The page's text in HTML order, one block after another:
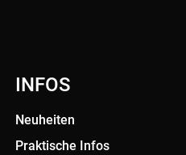
INFOS
Neuheiten
Praktische Infos